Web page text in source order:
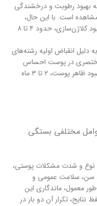
بهبود رطوبت و درخشندگی
است. با این حال،
برای مشاهده کامل نتایج نهایی و بهبود کلاژن‌سازی، حدود ۴ تا ۸
دلیل انقباض اولیه رشته‌های
در پوست احساس
شود. اما روند اصلی کلاژن‌سازی و بهبود ظاهر پوست، ۲ تا ۳ ماه
مختلفی بستگی
به نوع و شدت مشکلات پوستی،
سن، سلامت عمومی و
معمول، ماندگاری این
برای حفظ نتایج، تکرار آن دو بار در